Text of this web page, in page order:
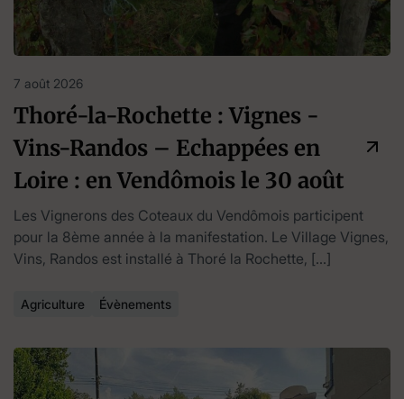
7 août 2026
Thoré-la-Rochette : Vignes -
Vins-Randos – Echappées en
Loire : en Vendômois le 30 août
Les Vignerons des Coteaux du Vendômois participent
pour la 8ème année à la manifestation. Le Village Vignes,
Vins, Randos est installé à Thoré la Rochette, […]
Agriculture Évènements